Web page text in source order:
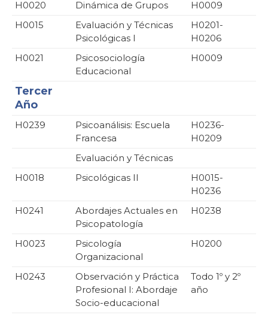
H0020
Dinámica de Grupos
H0009
H0015
Evaluación y Técnicas
Psicológicas I
H0201-
H0206
H0021
Psicosociología
Educacional
H0009
Tercer
Año
H0239
Psicoanálisis: Escuela
Francesa
H0236-
H0209
Evaluación y Técnicas
H0018
Psicológicas II
H0015-
H0236
H0241
Abordajes Actuales en
Psicopatología
H0238
H0023
Psicología
Organizacional
H0200
H0243
Observación y Práctica
Profesional I: Abordaje
Socio-educacional
Todo 1º y 2º
año